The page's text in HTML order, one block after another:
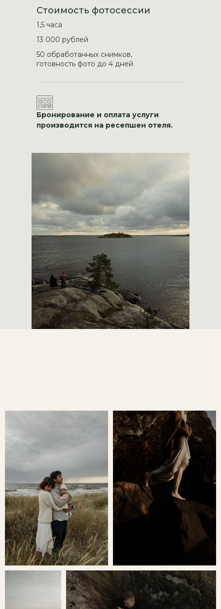
Бронирование и оплата услуги
производится на ресепшен отеля.
Стоимость фотосессии
1,5 часа
50 обработанных снимков,
готовность фото до 4 дней
13 000 рублей